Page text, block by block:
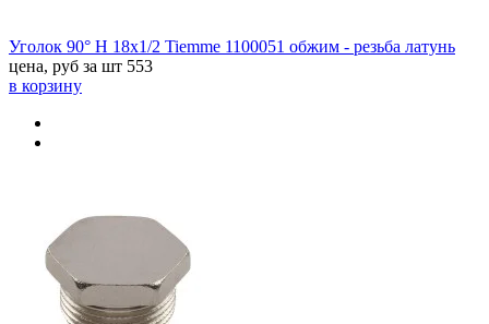
Уголок 90° Н 18x1/2 Tiemme 1100051 обжим - резьба латунь
цена, руб за шт 553
в корзину